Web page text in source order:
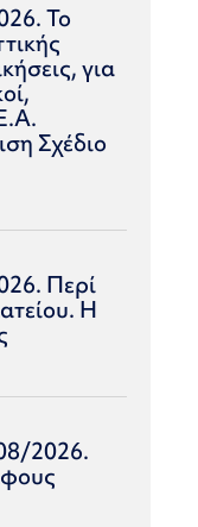
Το
για
Σχέδιο
Περί
Η
2026.